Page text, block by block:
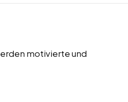
motivierte und